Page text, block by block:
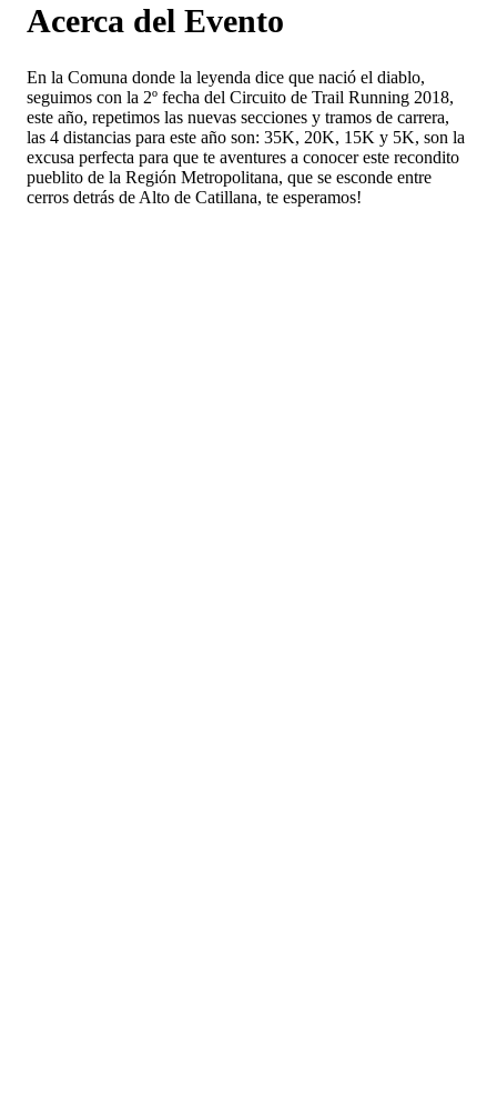
Acerca del Evento
En la Comuna donde la leyenda dice que nació el diablo,
seguimos con la 2º fecha del Circuito de Trail Running 2018,
este año, repetimos las nuevas secciones y tramos de carrera,
las 4 distancias para este año son: 35K, 20K, 15K y 5K, son la
excusa perfecta para que te aventures a conocer este recondito
pueblito de la Región Metropolitana, que se esconde entre
cerros detrás de Alto de Catillana, te esperamos!